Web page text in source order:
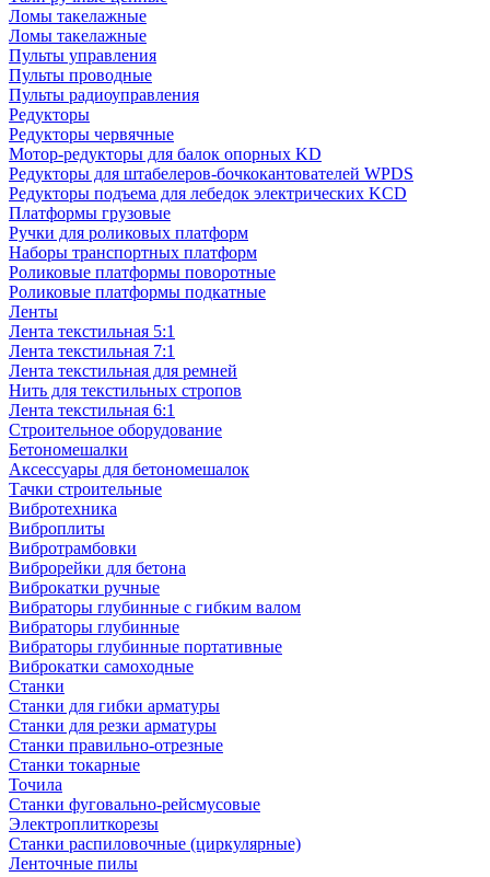
Ломы такелажные
Ломы такелажные
Пульты управления
Пульты проводные
Пульты радиоуправления
Редукторы
Редукторы червячные
Мотор-редукторы для балок опорных KD
Редукторы для штабелеров-бочкокантователей WPDS
Редукторы подъема для лебедок электрических KCD
Платформы грузовые
Ручки для роликовых платформ
Наборы транспортных платформ
Роликовые платформы поворотные
Роликовые платформы подкатные
Ленты
Лента текстильная 5:1
Лента текстильная 7:1
Лента текстильная для ремней
Нить для текстильных стропов
Лента текстильная 6:1
Строительное оборудование
Бетономешалки
Аксессуары для бетономешалок
Тачки строительные
Вибротехника
Виброплиты
Вибротрамбовки
Виброрейки для бетона
Виброкатки ручные
Вибраторы глубинные с гибким валом
Вибраторы глубинные
Вибраторы глубинные портативные
Виброкатки самоходные
Станки
Станки для гибки арматуры
Станки для резки арматуры
Станки правильно-отрезные
Станки токарные
Точила
Станки фуговально-рейсмусовые
Электроплиткорезы
Станки распиловочные (циркулярные)
Ленточные пилы